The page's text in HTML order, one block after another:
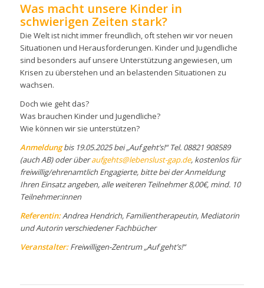
Was macht unsere Kinder in
schwierigen Zeiten stark?
Die Welt ist nicht immer freundlich, oft stehen wir vor neuen
Situationen und Herausforderungen. Kinder und Jugendliche
sind besonders auf unsere Unterstützung angewiesen, um
Krisen zu überstehen und an belastenden Situationen zu
wachsen.
Doch wie geht das?
Was brauchen Kinder und Jugendliche?
Wie können wir sie unterstützen?
Anmeldungbis 19.05.2025 bei „Auf geht’s!“ Tel. 08821 908589
(auch AB) oder überaufgehts@lebenslust-gap.de, kostenlos für
freiwillig/ehrenamtlich Engagierte, bitte bei der Anmeldung
Ihren Einsatz angeben, alle weiteren Teilnehmer 8,00€, mind. 10
Teilnehmer:innen
Referentin:Andrea Hendrich, Familientherapeutin, Mediatorin
und Autorin verschiedener Fachbücher
Veranstalter:Freiwilligen-Zentrum „Auf geht’s!“